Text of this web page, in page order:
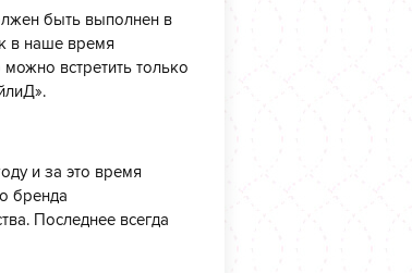
быть выполнен в
в наше время
встретить только
и за это время
бренда
Последнее всегда